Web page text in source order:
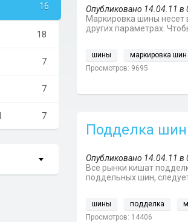
16
18
7
7
7
Опубликовано 14.04.11 в
Маркировка шины несет
других параметрах.
шины
маркировка шин
Просмотров: 9695
Подделка
Опубликовано 14.04.11 в
Все рынки кишат
поддельных шин,
шины подделка
Просмотров: 14406